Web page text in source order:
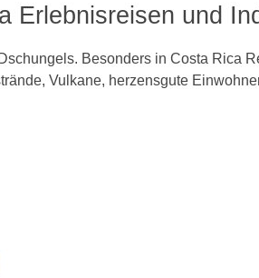
Erlebnisreisen und
Besonders in Costa Rica
Vulkane, herzensgute